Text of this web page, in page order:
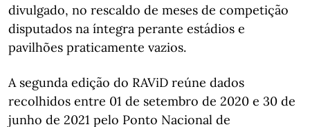
divulgado, no rescaldo de meses de competição
disputados na íntegra perante estádios e
pavilhões praticamente vazios.
A segunda edição do RAViD reúne dados
recolhidos entre 01 de setembro de 2020 e 30 de
junho de 2021 pelo Ponto Nacional de